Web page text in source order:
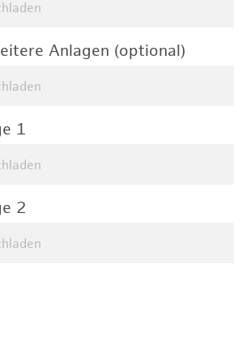
Anlagen (optional)
1
2